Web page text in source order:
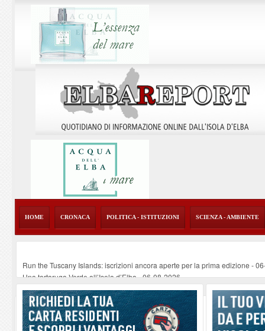
HOME CRONACA POLITICA - ISTITUZIONI SCIENZA - AMBIENTE
Run the Tuscany Islands: iscrizioni ancora aperte per la prima edizione -
Una tartaruga Verde all’Isola d’Elba-06-08-2026
Furgone in fiamme a Capoliveri, illeso il conducente-06-08-2026
Campo: chiusura della biblioteca comunale in occasione del Santo Patrono
A Carpani si apre la Festa di Liberazione: il programma della prima serata-